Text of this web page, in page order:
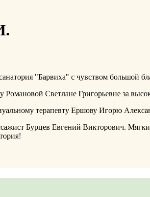
"Барвиха" с чувством большой
Романовой Светлане Григорьевне за
терапевту Ершову Игорю
Бурцев Евгений Викторович.